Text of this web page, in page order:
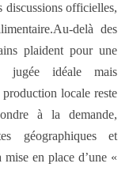
discussions officielles,
delà des
plaident pour une
jugée idéale mais
locale reste
à la demande,
géographiques et
en place d’une «